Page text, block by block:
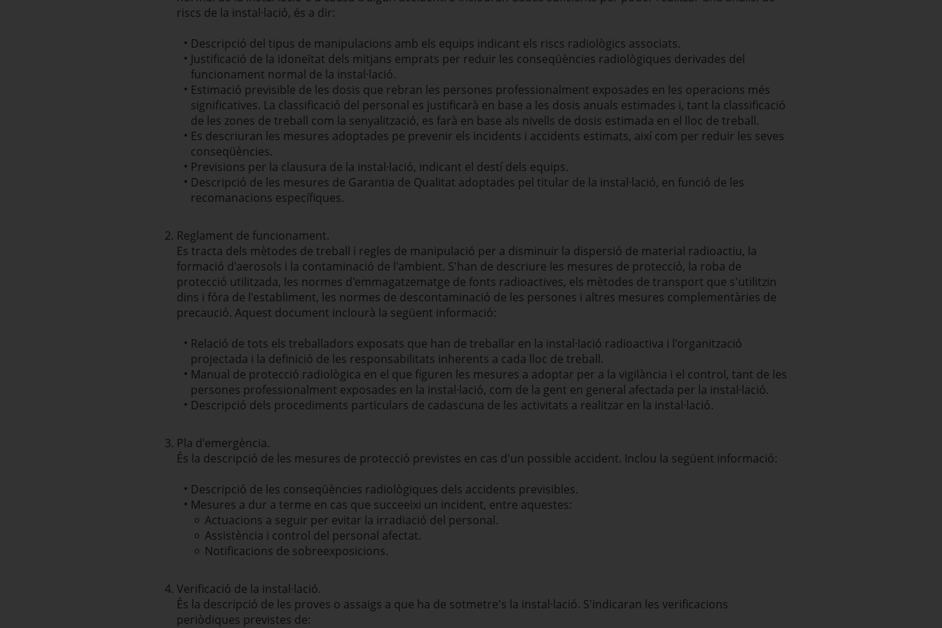
riscs de la instal·lació, és a dir:
Descripció del tipus de manipulacions amb els equips indicant els riscs radiològics associats.
Justificació de la idoneïtat dels mitjans emprats per reduir les conseqüències radiològiques derivades del
funcionament normal de la instal·lació.
Estimació previsible de les dosis que rebran les persones professionalment exposades en les operacions més
significatives. La classificació del personal es justificarà en base a les dosis anuals estimades i, tant la classificació
de les zones de treball com la senyalització, es farà en base als nivells de dosis estimada en el lloc de treball.
Es descriuran les mesures adoptades pe prevenir els incidents i accidents estimats, així com per reduir les seves
conseqüències.
Previsions per la clausura de la instal·lació, indicant el destí dels equips.
Descripció de les mesures de Garantia de Qualitat adoptades pel titular de la instal·lació, en funció de les
recomanacions específiques.
Reglament de funcionament.
Es tracta dels mètodes de treball i regles de manipulació per a disminuir la dispersió de material radioactiu, la
formació d'aerosols i la contaminació de l'ambient. S'han de descriure les mesures de protecció, la roba de
protecció utilitzada, les normes d'emmagatzematge de fonts radioactives, els mètodes de transport que s'utilitzin
dins i fóra de l'establiment, les normes de descontaminació de les persones i altres mesures complementàries de
precaució. Aquest document inclourà la següent informació:
Relació de tots els treballadors exposats que han de treballar en la instal·lació radioactiva i l'organització
projectada i la definició de les responsabilitats inherents a cada lloc de treball.
Manual de protecció radiològica en el que figuren les mesures a adoptar per a la vigilància i el control, tant de les
persones professionalment exposades en la instal·lació, com de la gent en general afectada per la instal·lació.
Descripció dels procediments particulars de cadascuna de les activitats a realitzar en la instal·lació.
Pla d'emergència.
És la descripció de les mesures de protecció previstes en cas d'un possible accident. Inclou la següent informació:
Descripció de les conseqüències radiològiques dels accidents previsibles.
Mesures a dur a terme en cas que succeeixi un incident, entre aquestes:
Actuacions a seguir per evitar la irradiació del personal.
Assistència i control del personal afectat.
Notificacions de sobreexposicions.
Verificació de la instal·lació.
És la descripció de les proves o assaigs a que ha de sotmetre's la instal·lació. S'indicaran les verificacions
periòdiques previstes de: